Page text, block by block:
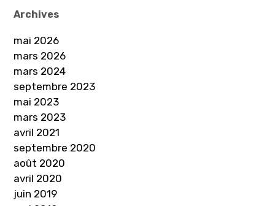
Archives
mai 2026
mars 2026
mars 2024
septembre 2023
mai 2023
mars 2023
avril 2021
septembre 2020
août 2020
avril 2020
juin 2019